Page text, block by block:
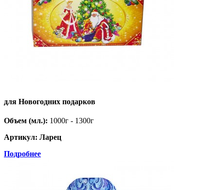
для Новогодних подарков
Объем (мл.): 1000г - 1300г
Артикул: Ларец
Подробнее